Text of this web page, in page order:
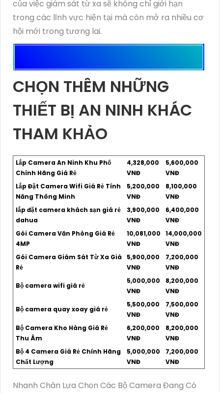
của việc giám sát từ xa sẽ không chỉ giới hạn
trong các lĩnh vực hiện tại mà còn mở ra nhiều cơ
hội mới trong tương lai.
CHỌN THÊM NHỮNG
THIẾT BỊ AN NINH KHÁC
THAM KHẢO
Lắp Camera An Ninh Khu Phố
Chính Hãng Giá Rẻ
4,328,000
VNĐ
5,600,000
VNĐ
Lắp Đặt Camera Wifi Giá Rẻ Tính
Năng Thông Minh
5,200,000
VNĐ
8,100,000
VNĐ
lắp đặt camera khách sạn giá rẻ
dahua
3,900,000
VNĐ
6,400,000
VNĐ
Gói Camera Văn Phòng Giá Rẻ
4MP
10,081,000
VNĐ
14,000,000
VNĐ
Gói Camera Giám Sát Từ Xa Giá
Rẻ
5,900,000
VNĐ
7,200,000
VNĐ
Bộ camera wifi giá rẻ
5,000,000
VNĐ
8,200,000
VNĐ
Bộ camera quay xoay giá rẻ
5,500,000
VNĐ
7,500,000
VNĐ
Bộ Camera Kho Hàng Giá Rẻ
Thu Âm
6,200,000
VNĐ
8,200,000
VNĐ
Bộ 4 Camera Giá Rẻ Chính Hãng
Chất Lượng
5,000,000
VNĐ
7,200,000
VNĐ
Nhanh Chân Lựa Chọn Các Bộ Camera Đang Có